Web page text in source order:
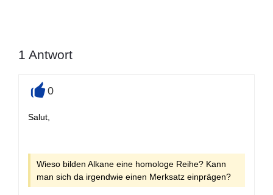
1 Antwort
0
Salut,
Wieso bilden Alkane eine homologe Reihe? Kann
man sich da irgendwie einen Merksatz einprägen?